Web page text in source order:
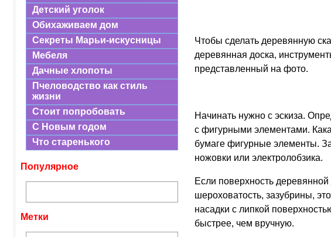
Детский уголок
Обихаживаем дом
Секреты Марьи-искусницы
Мебеля
Дачные хлопоты
Пчеловодство как стиль
жизни
Стоит попробовать
С Новым годом
Что старенького
Популярное
Метки
Чтобы сделать деревянную
деревянная доска,
представленный на фото.
Начинать нужно с эскиза.
с фигурными элементами.
бумаге фигурные элементы.
ножовки или электролобзика.
Если поверхность
шероховатость, зазубрины,
насадки с липкой
быстрее, чем вручную.